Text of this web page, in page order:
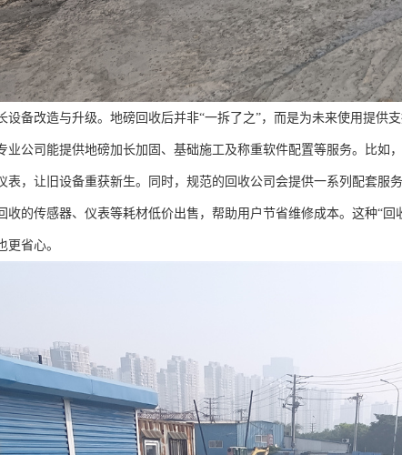
设备改造与升级。地磅回收后并非“一拆了之”，而是为未来使用提供
业公司能提供地磅加长加固、基础施工及称重软件配置等服务。比如
表，让旧设备重获新生。同时，规范的回收公司会提供一系列配套服
收的传感器、仪表等耗材低价出售，帮助用户节省维修成本。这种“
更省心。